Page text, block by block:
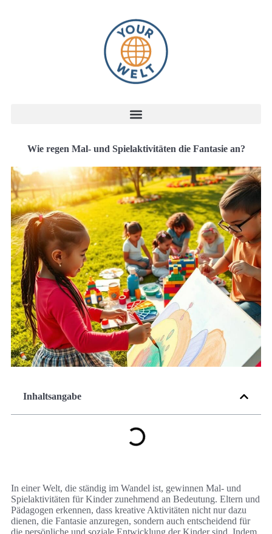
Wie regen Mal- und Spielaktivitäten die Fantasie an?
Inhaltsangabe
In einer Welt, die ständig im Wandel ist, gewinnen Mal- und
Spielaktivitäten für Kinder zunehmend an Bedeutung. Eltern und
Pädagogen erkennen, dass kreative Aktivitäten nicht nur dazu
dienen, die Fantasie anzuregen, sondern auch entscheidend für